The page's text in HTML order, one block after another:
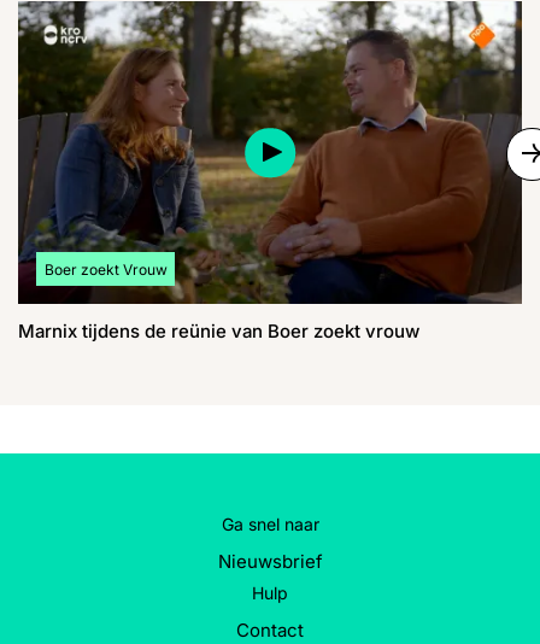
Bekijk meer artikelen over:
Boer zoekt Vrouw
Marnix tijdens de reünie van Boer zoekt vrouw
Ga snel naar
Nieuwsbrief
Hulp
Contact